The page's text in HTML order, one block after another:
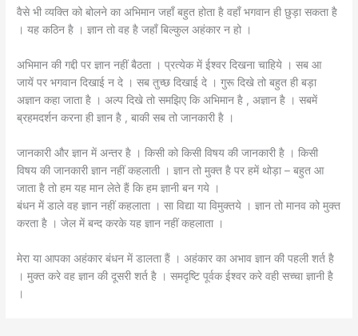
वैसे भी व्यक्ति को बोलने का अभिमान जहाँ बहुत होता है वहाँ भगवान ही छुड़ा सकता है
। यह कठिन है । ज्ञान तो वह है जहाँ बिल्कुल अहंकार न हो ।
अभिमान की गद्दी पर ज्ञान नहीं बैठता । प्रत्येक में ईश्वर दिखना चाहिये । सब आ
जायें पर भगवान दिखाई न दे । सब तुच्छ दिखाई दे । गुरू दिखे तो बहुत ही बड़ा
अज्ञान कहा जाता है । अल्प दिखे तो समझिए कि अभिमान है , अज्ञान है । सबमें
ब्रहमदर्शन करना ही ज्ञान है , बाकी सब तो जानकारी है ।
जानकारी और ज्ञान में अन्तर है । किसी को किसी विषय की जानकारी है । किसी
विषय की जानकारी ज्ञान नहीं कहलाती । ज्ञान तो मुक्त है पर हमें थोड़ा – बहुत आ
जाता है तो हम यह मान लेते हैं कि हम ज्ञानी बन गये ।
बंधन में डाले वह ज्ञान नहीं कहलाता । सा विद्या या विमुक्तये । ज्ञान तो मानव को मुक्त
करता है । जेल में बन्द करके यह ज्ञान नहीं कहलाता ।
मेरा या आपका अहंकार बंधन में डालता हैं । अहंकार का अभाव ज्ञान की पहली शर्त है
। मुक्त करे वह ज्ञान की दूसरी शर्त है । समदृष्टि पूर्वक ईश्वर करे वही सच्चा ज्ञानी है
।